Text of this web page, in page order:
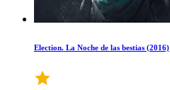
Election. La Noche de las bestias (2016)